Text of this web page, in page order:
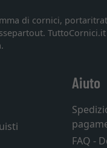
di cornici,
Aiuto
FAQ -